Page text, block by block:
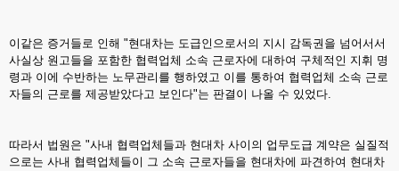
이같은 증거들로 인해 "현대차는 도급인으로서의 지시 감독권을 넘어서서
사실상 원고들을 포함한 협력업체 소속 근로자에 대하여 구체적인 지휘 명
령과 이에 수반하는 노무관리를 행하였고 이를 통하여 협력업체 소속 근로
자들의 근로를 제공받았다고 보인다"는 판결이 나올 수 있었다.
따라서 법원은 "사내 협력업체들과 현대차 사이의 업무도급 계약은 실질적
으로는 사내 협력업체들이 그 소속 근로자들을 현대차에 파견하여 현대차